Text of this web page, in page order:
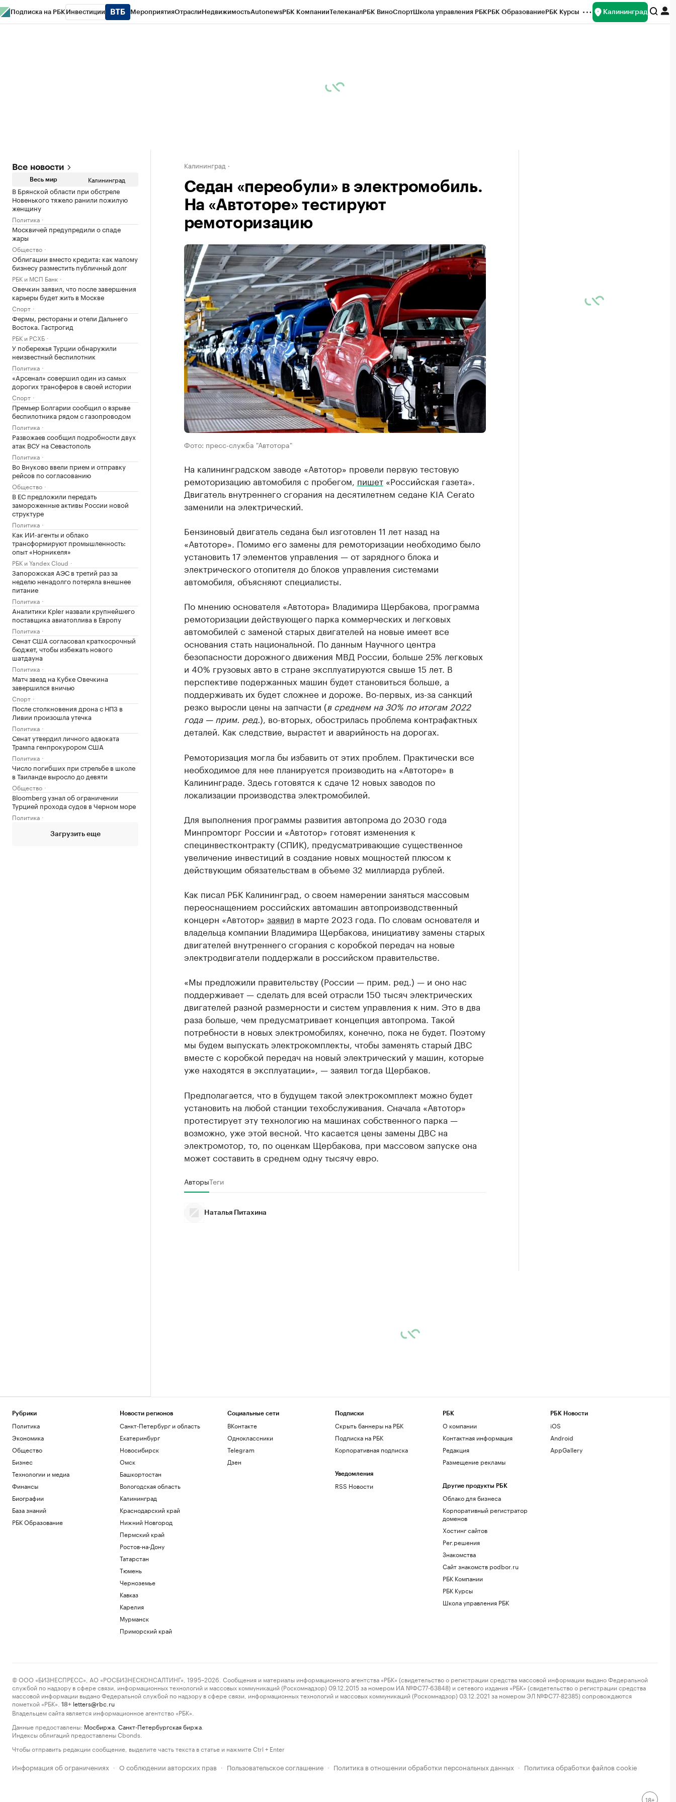
Подписка на РБК Инвестиции МероприятияОтраслиНедвижимостьAutonewsРБК КомпанииТелеканалРБК ВиноСпортШкола управления РБКРБК ОбразованиеРБК Курсы Калининград
Все новости
Весь мир Калининград
В Брянской области при обстреле
Новенького тяжело ранили пожилую
женщину
Политика
Москвичей предупредили о спаде
жары
Общество
Облигации вместо кредита: как малому
бизнесу разместить публичный долг
РБК и МСП Банк
Овечкин заявил, что после завершения
карьеры будет жить в Москве
Спорт
Фермы, рестораны и отели Дальнего
Востока. Гастрогид
РБК и РСХБ
У побережья Турции обнаружили
неизвестный беспилотник
Политика
«Арсенал» совершил один из самых
дорогих трансферов в своей истории
Спорт
Премьер Болгарии сообщил о взрыве
беспилотника рядом с газопроводом
Политика
Развожаев сообщил подробности двух
атак ВСУ на Севастополь
Политика
Во Внуково ввели прием и отправку
рейсов по согласованию
Общество
В ЕС предложили передать
замороженные активы России новой
структуре
Политика
Как ИИ-агенты и облако
трансформируют промышленность:
опыт «Норникеля»
РБК и Yandex Cloud
Запорожская АЭС в третий раз за
неделю ненадолго потеряла внешнее
питание
Политика
Аналитики Kpler назвали крупнейшего
поставщика авиатоплива в Европу
Политика
Сенат США согласовал краткосрочный
бюджет, чтобы избежать нового
шатдауна
Политика
Матч звезд на Кубке Овечкина
завершился вничью
Спорт
После столкновения дрона с НПЗ в
Ливии произошла утечка
Политика
Сенат утвердил личного адвоката
Трампа генпрокурором США
Политика
Число погибших при стрельбе в школе
в Таиланде выросло до девяти
Общество
Bloomberg узнал об ограничении
Турцией прохода судов в Черном море
Политика
Загрузить еще
Калининград
Седан «переобули» в электромобиль.
На «Автоторе» тестируют
ремоторизацию
Фото: пресс-служба "Автотора"
На калининградском заводе «Автотор» провели первую тестовую
ремоторизацию автомобиля с пробегом, пишет«Российская газета».
Двигатель внутреннего сгорания на десятилетнем седане KIA Cerato
заменили на электрический.
Бензиновый двигатель седана был изготовлен 11 лет назад на
«Автоторе». Помимо его замены для ремоторизации необходимо было
установить 17 элементов управления — от зарядного блока и
электрического отопителя до блоков управления системами
автомобиля, объясняют специалисты.
По мнению основателя «Автотора» Владимира Щербакова, программа
ремоторизации действующего парка коммерческих и легковых
автомобилей с заменой старых двигателей на новые имеет все
основания стать национальной. По данным Научного центра
безопасности дорожного движения МВД России, больше 25% легковых
и 40% грузовых авто в стране эксплуатируются свыше 15 лет. В
перспективе подержанных машин будет становиться больше, а
поддерживать их будет сложнее и дороже. Во-первых, из-за санкций
резко выросли цены на запчасти (в среднем на 30% по итогам 2022
года — прим. ред.), во-вторых, обострилась проблема контрафактных
деталей. Как следствие, вырастет и аварийность на дорогах.
Ремоторизация могла бы избавить от этих проблем. Практически все
необходимое для нее планируется производить на «Автоторе» в
Калининграде. Здесь готовятся к сдаче 12 новых заводов по
локализации производства электромобилей.
Для выполнения программы развития автопрома до 2030 года
Минпромторг России и «Автотор» готовят изменения к
специнвестконтракту (СПИК), предусматривающие существенное
увеличение инвестиций в создание новых мощностей плюсом к
действующим обязательствам в объеме 32 миллиарда рублей.
Как писал РБК Калининград, о своем намерении заняться массовым
переоснащением российских автомашин автопроизводственный
концерн «Автотор» заявил в марте 2023 года. По словам основателя и
владельца компании Владимира Щербакова, инициативу замены старых
двигателей внутреннего сгорания с коробкой передач на новые
электродвигатели поддержали в российском правительстве.
«Мы предложили правительству (России — прим. ред.) — и оно нас
поддерживает — сделать для всей отрасли 150 тысяч электрических
двигателей разной размерности и систем управления к ним. Это в два
раза больше, чем предусматривает концепция автопрома. Такой
потребности в новых электромобилях, конечно, пока не будет. Поэтому
мы будем выпускать электрокомплекты, чтобы заменять старый ДВС
вместе с коробкой передач на новый электрический у машин, которые
уже находятся в эксплуатации», — заявил тогда Щербаков.
Предполагается, что в будущем такой электрокомплект можно будет
установить на любой станции техобслуживания. Сначала «Автотор»
протестирует эту технологию на машинах собственного парка —
возможно, уже этой весной. Что касается цены замены ДВС на
электромотор, то, по оценкам Щербакова, при массовом запуске она
может составить в среднем одну тысячу евро.
АвторыТеги
Наталья Питахина
Рубрики
Политика
Экономика
Общество
Бизнес
Технологии и медиа
Финансы
Биографии
База знаний
РБК Образование
Новости регионов
Санкт-Петербург и область
Екатеринбург
Новосибирск
Омск
Башкортостан
Вологодская область
Калининград
Краснодарский край
Нижний Новгород
Пермский край
Ростов-на-Дону
Татарстан
Тюмень
Черноземье
Кавказ
Карелия
Мурманск
Приморский край
Социальные сети
ВКонтакте
Одноклассники
Telegram
Дзен
Подписки
Скрыть баннеры на РБК
Подписка на РБК
Корпоративная подписка
Уведомления
RSS Новости
РБК
О компании
Контактная информация
Редакция
Размещение рекламы
Другие продукты РБК
Облако для бизнеса
Корпоративный регистратор
доменов
Хостинг сайтов
Рег.решения
Знакомства
Сайт знакомств podbor.ru
РБК Компании
РБК Курсы
Школа управления РБК
РБК Новости
iOS
Android
AppGallery
© ООО «БИЗНЕСПРЕСС», АО «РОСБИЗНЕСКОНСАЛТИНГ», 1995–2026. Сообщения и материалы информационного агентства «РБК» (свидетельство о регистрации средства массовой информации выдано Федеральной
службой по надзору в сфере связи, информационных технологий и массовых коммуникаций (Роскомнадзор) 09.12.2015 за номером ИА №ФС77-63848) и сетевого издания «РБК» (свидетельство о регистрации средства
массовой информации выдано Федеральной службой по надзору в сфере связи, информационных технологий и массовых коммуникаций (Роскомнадзор) 03.12.2021 за номером ЭЛ №ФС77-82385) сопровождаются
пометкой «РБК».
18+ letters@rbc.ru
Владельцем сайта является информационное агентство «РБК».
Данные предоставлены: Мосбиржа Санкт-Петербургская биржа
Индексы облигаций предоставлены Cbonds.
Чтобы отправить редакции сообщение, выделите часть текста в статье и нажмите Ctrl + Enter
Информация об ограничениях · О соблюдении авторских прав · Пользовательское соглашение · Политика в отношении обработки персональных данных · Политика обработки файлов cookie
18+